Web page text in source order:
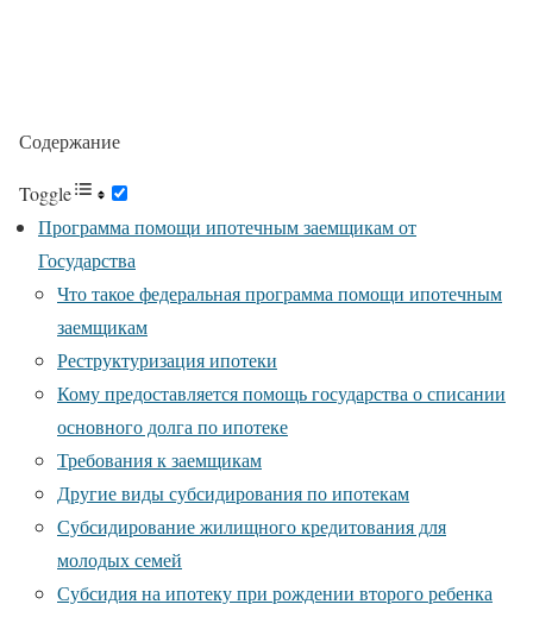
Содержание
Toggle
Программа помощи ипотечным заемщикам от
Государства
Что такое федеральная программа помощи ипотечным
заемщикам
Реструктуризация ипотеки
Кому предоставляется помощь государства о списании
основного долга по ипотеке
Требования к заемщикам
Другие виды субсидирования по ипотекам
Субсидирование жилищного кредитования для
молодых семей
Субсидия на ипотеку при рождении второго ребенка